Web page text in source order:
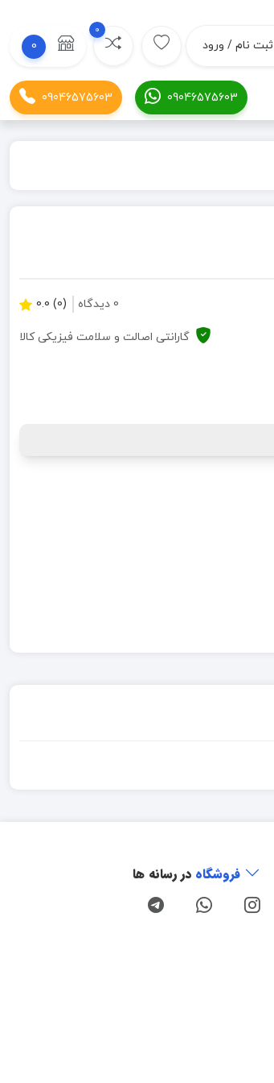
ثبت نام / ورود
0
0
09046575603
09046575603
0 دیدگاه (0) 0.0
گارانتی اصالت و سلامت فیزیکی کالا
فروشگاه در رسانه ها